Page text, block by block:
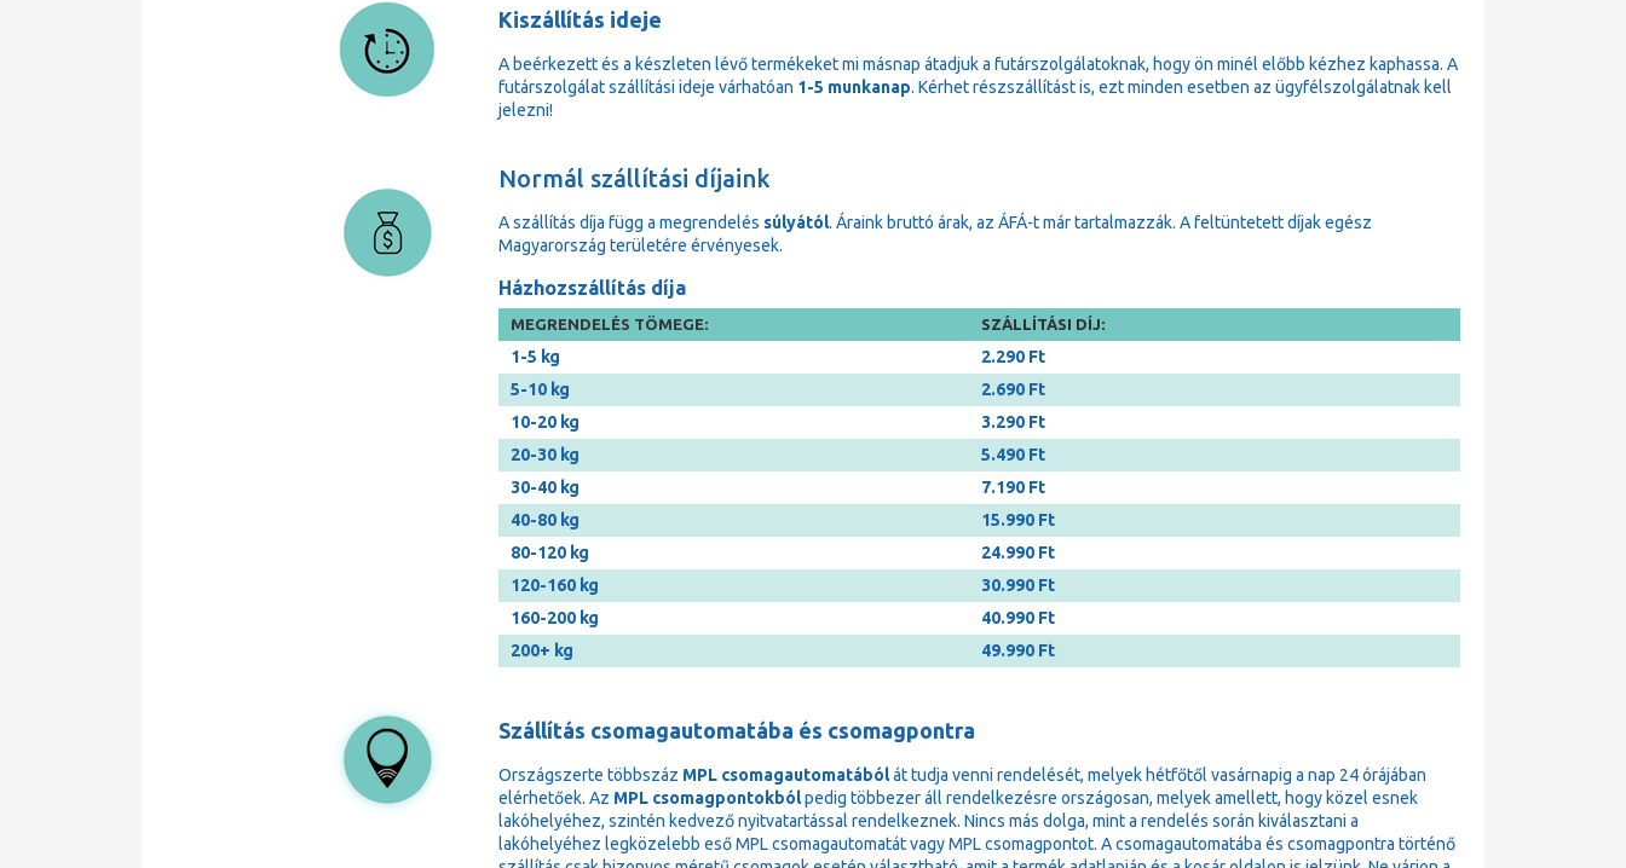
Kiszállítás ideje
A beérkezett és a készleten lévő termékeket mi másnap átadjuk a futárszolgálatoknak, hogy ön minél előbb kézhez kaphassa. A
futárszolgálat szállítási ideje várhatóan 1-5 munkanap. Kérhet részszállítást is, ezt minden esetben az ügyfélszolgálatnak kell
jelezni!
Normál szállítási díjaink
A szállítás díja függ a megrendelés súlyától. Áraink bruttó árak, az ÁFÁ-t már tartalmazzák. A feltüntetett díjak egész
Magyarország területére érvényesek.
Házhozszállítás díja
MEGRENDELÉS TÖMEGE: SZÁLLÍTÁSI DÍJ:
1-5 kg
2.290 Ft
5-10 kg
2.690 Ft
10-20 kg
3.290 Ft
20-30 kg
5.490 Ft
30-40 kg
7.190 Ft
40-80 kg
15.990 Ft
80-120 kg
24.990 Ft
120-160 kg
30.990 Ft
160-200 kg
40.990 Ft
200+ kg
49.990 Ft
Szállítás csomagautomatába és csomagpontra
Országszerte többszáz MPL csomagautomatábólát tudja venni rendelését, melyek hétfőtől vasárnapig a nap 24 órájában
elérhetőek. Az MPL csomagpontokbólpedig többezer áll rendelkezésre országosan, melyek amellett, hogy közel esnek
lakóhelyéhez, szintén kedvező nyitvatartással rendelkeznek. Nincs más dolga, mint a rendelés során kiválasztani a
lakóhelyéhez legközelebb eső MPL csomagautomatát vagy MPL csomagpontot. A csomagautomatába és csomagpontra történő